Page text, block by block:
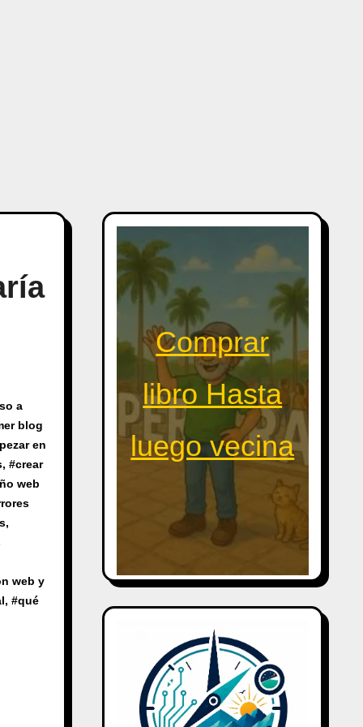
a
blog
en
, #crear
web
,
web y
, #qué
Comprar
libro Hasta
luego vecina